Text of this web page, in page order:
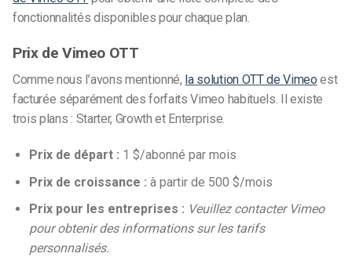
fonctionnalités disponibles pour chaque plan.
Prix de Vimeo OTT
Comme nous l’avons mentionné, la solution OTT de Vimeo est
facturée séparément des forfaits Vimeo habituels. Il existe
trois plans : Starter, Growth et Enterprise.
Prix de départ : 1 $/abonné par mois
Prix de croissance : à partir de 500 $/mois
Prix pour les entreprises : Veuillez contacter Vimeo
pour obtenir des informations sur les tarifs
personnalisés.